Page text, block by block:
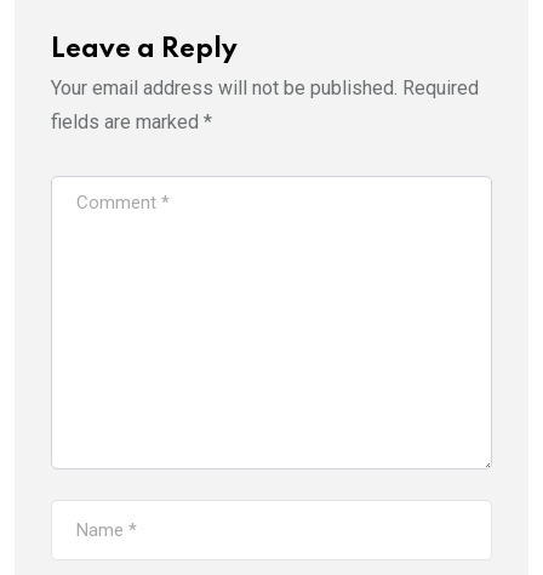
Leave a Reply
Your email address will not be published. Required
fields are marked *